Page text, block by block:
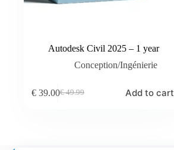
Autodesk Civil 2025 – 1 year
Conception/Ingénierie
€49.99
Original
€39.00Current
Add to cart